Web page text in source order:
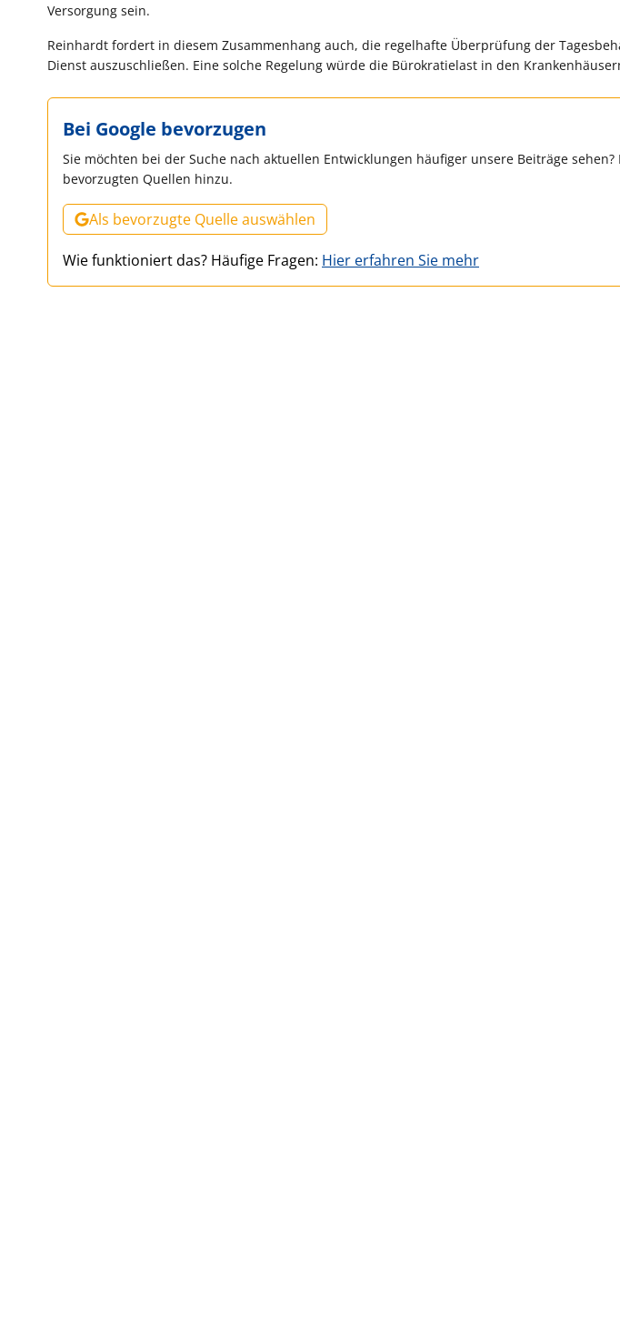
Versorgung sein.
Reinhardt fordert in diesem Zusammenhang auch, die regelhafte Überprüfung der
Dienst auszuschließen. Eine solche Regelung würde die Bürokratielast in den
Bei Google bevorzugen
Sie möchten bei der Suche nach aktuellen Entwicklungen häufiger unsere Beiträge
bevorzugten Quellen hinzu.
Als bevorzugte Quelle auswählen
Wie funktioniert das? Häufige Fragen: Hier erfahren Sie mehr